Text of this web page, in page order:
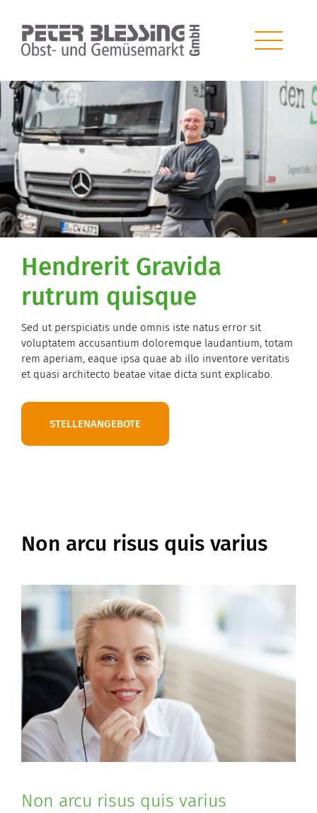
Hendrerit Gravida
rutrum quisque
Sed ut perspiciatis unde omnis iste natus error sit
voluptatem accusantium doloremque laudantium, totam
rem aperiam, eaque ipsa quae ab illo inventore veritatis
et quasi architecto beatae vitae dicta sunt explicabo.
STELLENANGEBOTE
Non arcu risus quis varius
Non arcu risus quis varius